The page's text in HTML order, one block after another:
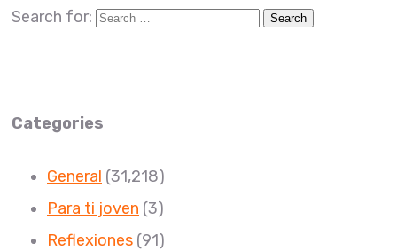
Search for:
Categories
General (31,218)
Para ti joven (3)
Reflexiones (91)